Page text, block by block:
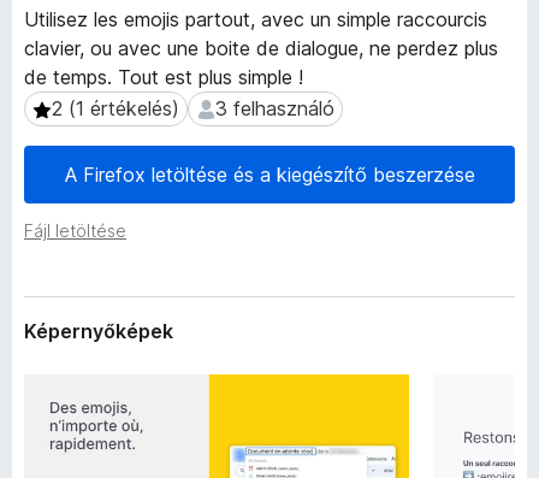
n
g
é
s
z
k
é
ő
Utilisez les emojis partout, avec un simple raccourcis
clavier, ou avec une boite de dialogue, ne perdez plus
de temps. Tout est plus simple !
2 (1 értékelés)
2 (1 értékelés) 3 felhasználó
3 felhasználó
A Firefox letöltése és a kiegészítő beszerzése
Fájl letöltése
z
í
t
ő
m
e
a
a
a
Képernyőképek